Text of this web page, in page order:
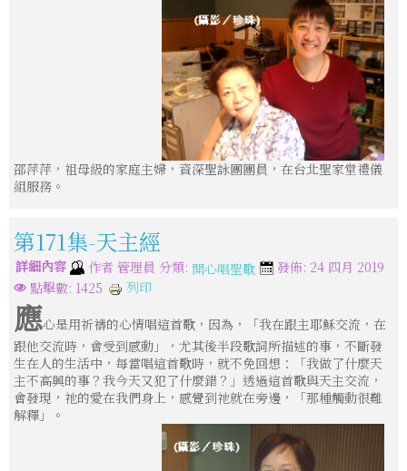
邵萍萍，祖母級的家庭主婦，資深聖詠團團員，在台北聖家堂禮儀
組服務。
第171集-天主經
詳細內容 作者 管理員 分類: 開心唱聖歌
發佈: 24 四月 2019
點擊數: 1425
列印
應心是用祈禱的心情唱這首歌，因為，「我在跟主耶穌交流，在
跟他交流時，會受到感動」，尤其後半段歌詞所描述的事，不斷發
生在人的生活中，每當唱這首歌時，就不免回想：「我做了什麼天
主不高興的事？我今天又犯了什麼錯？」透過這首歌與天主交流，
會發現，祂的愛在我們身上，感覺到祂就在旁邊，「那種觸動很難
解釋」。